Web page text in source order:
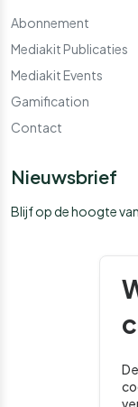
Abonnement
Mediakit Publicaties
Mediakit Events
Gamification
Contact
Nieuwsbrief
Blijf op de hoogte